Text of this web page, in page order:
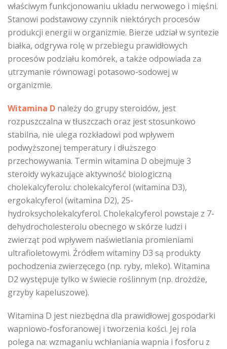
właściwym funkcjonowaniu układu nerwowego i mięśni.
Stanowi podstawowy czynnik niektórych procesów
produkcji energii w organizmie. Bierze udział w syntezie
białka, odgrywa rolę w przebiegu prawidłowych
procesów podziału komórek, a także odpowiada za
utrzymanie równowagi potasowo-sodowej w
organizmie.
Witamina D należy do grupy steroidów, jest
rozpuszczalna w tłuszczach oraz jest stosunkowo
stabilna, nie ulega rozkładowi pod wpływem
podwyższonej temperatury i dłuższego
przechowywania. Termin witamina D obejmuje 3
steroidy wykazujące aktywność biologiczną
cholekalcyferolu: cholekalcyferol (witamina D3),
ergokalcyferol (witamina D2), 25-
hydroksycholekalcyferol. Cholekalcyferol powstaje z 7-
dehydrocholesterolu obecnego w skórze ludzi i
zwierząt pod wpływem naświetlania promieniami
ultrafioletowymi. Źródłem witaminy D3 są produkty
pochodzenia zwierzęcego (np. ryby, mleko). Witamina
D2 występuje tylko w świecie roślinnym (np. drożdże,
grzyby kapeluszowe).
Witamina D jest niezbędna dla prawidłowej gospodarki
wapniowo-fosforanowej i tworzenia kości. Jej rola
polega na: wzmaganiu wchłaniania wapnia i fosforu z